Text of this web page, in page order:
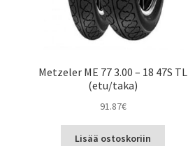
Metzeler ME 77 3.00 – 18 47S TL
(etu/taka)
91.87€
Lisää ostoskoriin